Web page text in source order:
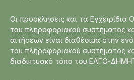
Οι προσκλήσεις και τα Εγχειρίδια
του πληροφοριακού συστήματος
αιτήσεων είναι διαθέσιμα στην
του πληροφοριακού συστήματος
διαδικτυακό τόπο του ΕΛΓΟ-